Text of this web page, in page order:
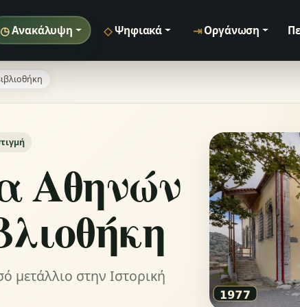
◷Ανακάλυψη ◇ Ψηφιακά ⇥ Οργάνωση
Αθηνών
μετάλλιο στην Ιστορική